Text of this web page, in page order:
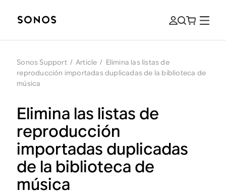
Sonos Support / Article / Elimina las listas de
reproducción importadas duplicadas de la biblioteca de
música
Elimina las listas de
reproducción
importadas duplicadas
de la biblioteca de
música